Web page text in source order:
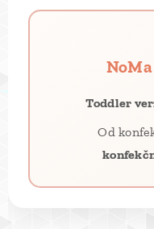
🧒Toddler
📐 Od